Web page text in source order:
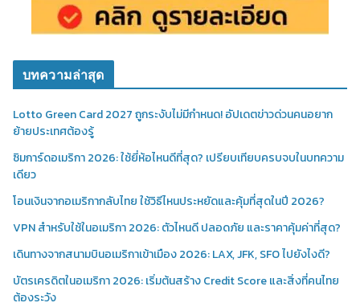
บทความล่าสุด
Lotto Green Card 2027 ถูกระงับไม่มีกำหนด! อัปเดตข่าวด่วนคนอยาก
ย้ายประเทศต้องรู้
ซิมการ์ดอเมริกา 2026: ใช้ยี่ห้อไหนดีที่สุด? เปรียบเทียบครบจบในบทความ
เดียว
โอนเงินจากอเมริกากลับไทย ใช้วิธีไหนประหยัดและคุ้มที่สุดในปี 2026?
VPN สำหรับใช้ในอเมริกา 2026: ตัวไหนดี ปลอดภัย และราคาคุ้มค่าที่สุด?
เดินทางจากสนามบินอเมริกาเข้าเมือง 2026: LAX, JFK, SFO ไปยังไงดี?
บัตรเครดิตในอเมริกา 2026: เริ่มต้นสร้าง Credit Score และสิ่งที่คนไทย
ต้องระวัง